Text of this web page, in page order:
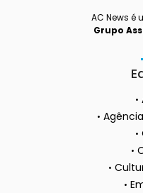
AC News
Grupo